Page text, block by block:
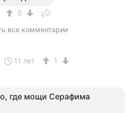
0
все комментарии
11 лет 1
где мощи Серафима